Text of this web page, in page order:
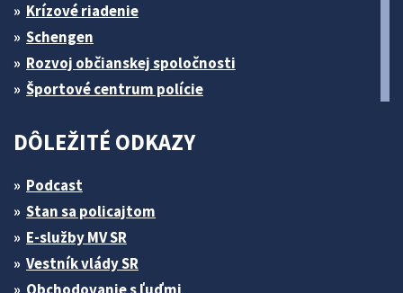
Krízové riadenie
Schengen
Rozvoj občianskej spoločnosti
Športové centrum polície
DÔLEŽITÉ ODKAZY
Podcast
Stan sa policajtom
E-služby MV SR
Vestník vlády SR